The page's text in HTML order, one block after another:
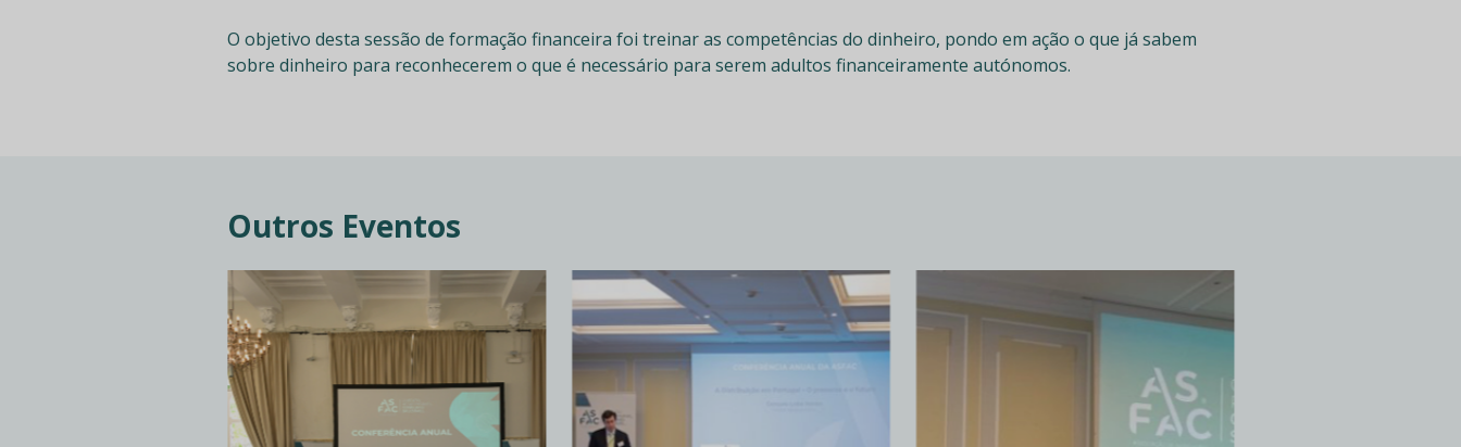
O objetivo desta sessão de formação financeira foi treinar as competências do dinheiro, pondo em ação o que já sabem
sobre dinheiro para reconhecerem o que é necessário para serem adultos financeiramente autónomos.
Outros Eventos